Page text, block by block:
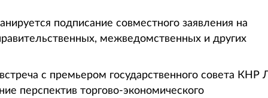
подписание совместного заявления на
межведомственных и других
с премьером государственного совета КНР
перспектив торгово-экономического